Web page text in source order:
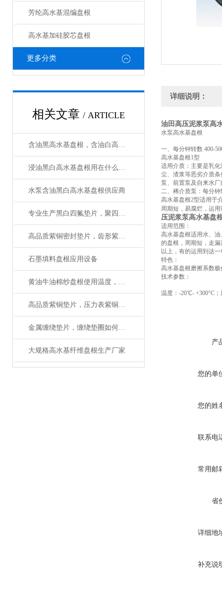
芳纶高水基混编盘根
高水基加硅胶芯盘根
更多分类
相关文章 / ARTICLE
含油黑高水基盘根，含油白高水基盘根用在什么地方好
浸油黑白高水基盘根用在什么机械上好
水泵含油黑白高水基盘根供应商
专业生产黑白四氟垫片，聚四氟乙烯垫片厂家
高品质紫铜密封垫片，齿形紫铜垫圈应用范围
石墨填料盘根应用设备
黄油牛油棉纱盘根使用温度，使用压力
高品质紫铜垫片，压力表紫铜垫圈应用
金属缠绕垫片，缠绕垫圈如何使用
大规格高水基纤维盘根生产厂家
详细说明：
油田高压泥浆泵高
水泵高水基盘根
一、每分钟转数 400-
高水基盘根1型
适用介质：主要是乳
尘、渣浆等恶劣介质
泵、前置泵及自来水
二、稀介质泵：每分
高水基盘根2型适用于
周期短，易腐烂，运
压泥浆泵高水基盘
适用范围：
高水基盘根适用水、
的盘根，周期短，走
以上，有的运用到达一
特色：
高水基盘根磨擦系数
技术参数：
温度：-20℃- +300°C
产
您的单
您的姓
联系电
常用邮
省
详细地
补充说